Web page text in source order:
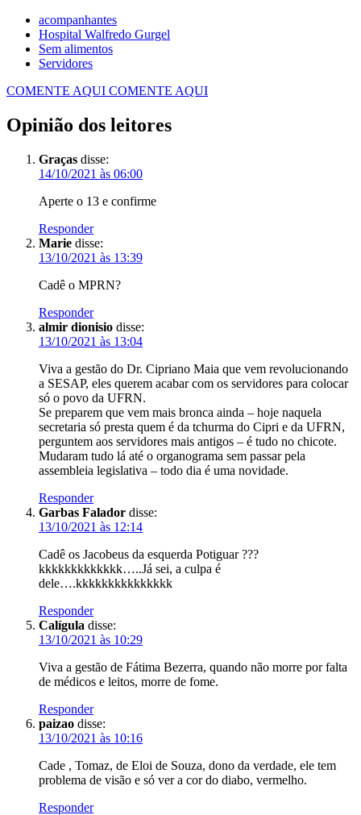
acompanhantes
Hospital Walfredo Gurgel
Sem alimentos
Servidores
COMENTE AQUI COMENTE AQUI
Opinião dos leitores
Graças disse:
14/10/2021 às 06:00
Aperte o 13 e confirme
Responder
Marie disse:
13/10/2021 às 13:39
Cadê o MPRN?
Responder
almir dionisio disse:
13/10/2021 às 13:04
Viva a gestão do Dr. Cipriano Maia que vem revolucionando
a SESAP, eles querem acabar com os servidores para colocar
só o povo da UFRN.
Se preparem que vem mais bronca ainda – hoje naquela
secretaria só presta quem é da tchurma do Cipri e da UFRN,
perguntem aos servidores mais antigos – é tudo no chicote.
Mudaram tudo lá até o organograma sem passar pela
assembleia legislativa – todo dia é uma novidade.
Responder
Garbas Falador disse:
13/10/2021 às 12:14
Cadê os Jacobeus da esquerda Potiguar ???
kkkkkkkkkkkkk…..Já sei, a culpa é
dele….kkkkkkkkkkkkkkk
Responder
Calígula disse:
13/10/2021 às 10:29
Viva a gestão de Fátima Bezerra, quando não morre por falta
de médicos e leitos, morre de fome.
Responder
paizao disse:
13/10/2021 às 10:16
Cade , Tomaz, de Eloi de Souza, dono da verdade, ele tem
problema de visão e só ver a cor do diabo, vermelho.
Responder